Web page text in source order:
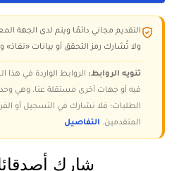
التقديم مجاني دائمًا ويتم لدى الجهة
ولا تُشارك رمز التحقق أو بيانات «نفاذ»
تنويه الروابط: الروابط الواردة في هذا
فيه أو جهات أخرى مستقلة عنا، وهي
الطلبات؛ فلا نشارك في التسجيل أو
المتقدمين. التفاصيل
شارك